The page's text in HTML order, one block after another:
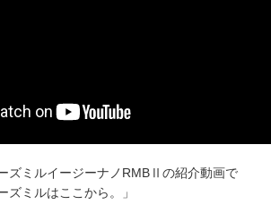
ズミルイージーナノRMBⅡの紹介動画で
ズミルはここから。」